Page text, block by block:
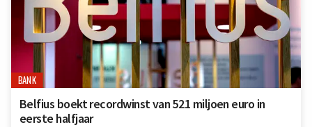
BANK
Belfius boekt recordwinst van 521 miljoen euro in
eerste halfjaar